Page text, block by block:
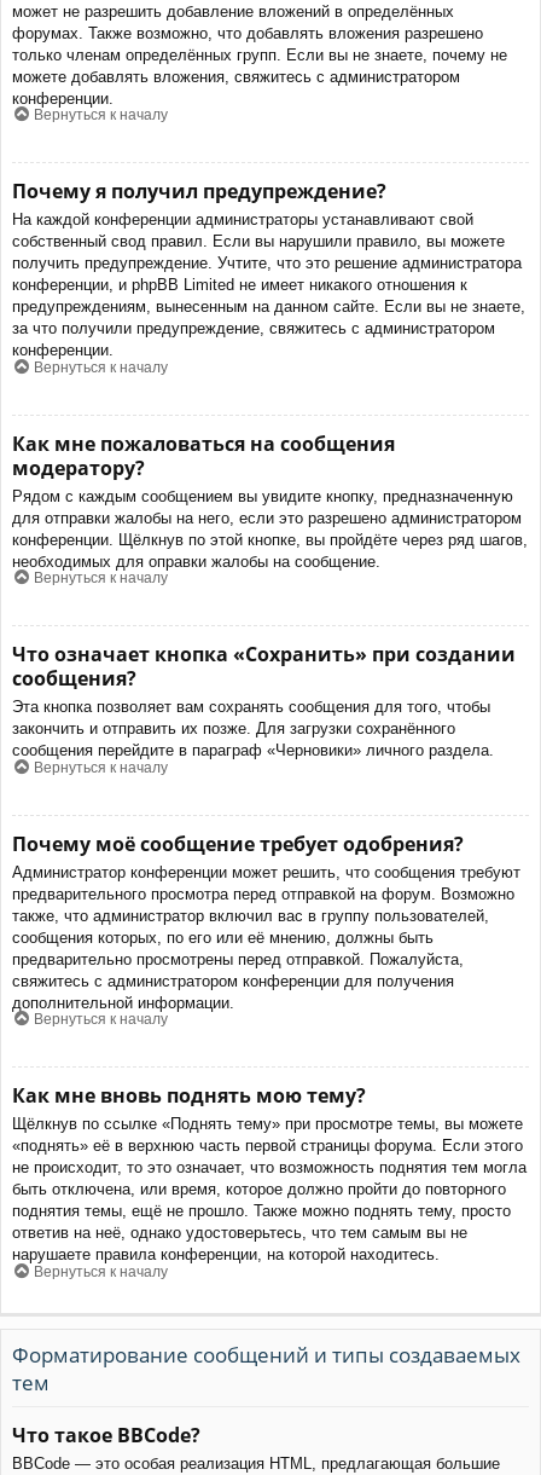
может не разрешить добавление вложений в определённых
форумах. Также возможно, что добавлять вложения разрешено
только членам определённых групп. Если вы не знаете, почему не
можете добавлять вложения, свяжитесь с администратором
конференции.
Вернуться к началу
Почему я получил предупреждение?
На каждой конференции администраторы устанавливают свой
собственный свод правил. Если вы нарушили правило, вы можете
получить предупреждение. Учтите, что это решение администратора
конференции, и phpBB Limited не имеет никакого отношения к
предупреждениям, вынесенным на данном сайте. Если вы не знаете,
за что получили предупреждение, свяжитесь с администратором
конференции.
Вернуться к началу
Как мне пожаловаться на сообщения
модератору?
Рядом с каждым сообщением вы увидите кнопку, предназначенную
для отправки жалобы на него, если это разрешено администратором
конференции. Щёлкнув по этой кнопке, вы пройдёте через ряд шагов,
необходимых для оправки жалобы на сообщение.
Вернуться к началу
Что означает кнопка «Сохранить» при создании
сообщения?
Эта кнопка позволяет вам сохранять сообщения для того, чтобы
закончить и отправить их позже. Для загрузки сохранённого
сообщения перейдите в параграф «Черновики» личного раздела.
Вернуться к началу
Почему моё сообщение требует одобрения?
Администратор конференции может решить, что сообщения требуют
предварительного просмотра перед отправкой на форум. Возможно
также, что администратор включил вас в группу пользователей,
сообщения которых, по его или её мнению, должны быть
предварительно просмотрены перед отправкой. Пожалуйста,
свяжитесь с администратором конференции для получения
дополнительной информации.
Вернуться к началу
Как мне вновь поднять мою тему?
Щёлкнув по ссылке «Поднять тему» при просмотре темы, вы можете
«поднять» её в верхнюю часть первой страницы форума. Если этого
не происходит, то это означает, что возможность поднятия тем могла
быть отключена, или время, которое должно пройти до повторного
поднятия темы, ещё не прошло. Также можно поднять тему, просто
ответив на неё, однако удостоверьтесь, что тем самым вы не
нарушаете правила конференции, на которой находитесь.
Вернуться к началу
Форматирование сообщений и типы создаваемых
тем
Что такое BBCode?
BBCode — это особая реализация HTML, предлагающая большие